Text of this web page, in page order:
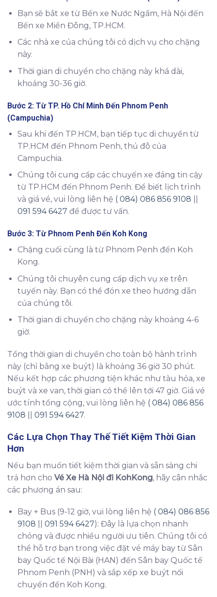
Bạn sẽ bắt xe từ Bến xe Nước Ngầm, Hà Nội đến
Bến xe Miền Đông, TP.HCM.
Các nhà xe của chúng tôi có dịch vụ cho chặng
này.
Thời gian di chuyển cho chặng này khá dài,
khoảng 30-36 giờ.
Bước 2: Từ TP. Hồ Chí Minh Đến Phnom Penh
(Campuchia)
Sau khi đến TP.HCM, bạn tiếp tục di chuyển từ
TP.HCM đến Phnom Penh, thủ đô của
Campuchia.
Chúng tôi cung cấp các chuyến xe đáng tin cậy
từ TP.HCM đến Phnom Penh. Để biết lịch trình
và giá vé, vui lòng liên hệ ( 084) 086 856 9108
091 594 6427 để được tư vấn.
Bước 3: Từ Phnom Penh Đến Koh Kong
Chặng cuối cùng là từ Phnom Penh đến Koh
Kong.
Chúng tôi chuyên cung cấp dịch vụ xe trên
tuyến này. Bạn có thể đón xe theo hướng dẫn
của chúng tôi.
Thời gian di chuyển cho chặng này khoảng 4-6
giờ.
Tổng thời gian di chuyển cho toàn bộ hành trình
này (chỉ bằng xe buýt) là khoảng 36 giờ 30 phút.
Nếu kết hợp các phương tiện khác như tàu hỏa, xe
buýt và xe van, thời gian có thể lên tới 47 giờ. Giá vé
ước tính tổng cộng, vui lòng liên hệ ( 084) 086 856
9108
091 594 6427.
Các Lựa Chọn Thay Thế Tiết Kiệm Thời Gian
Hơn
Nếu bạn muốn tiết kiệm thời gian và sẵn sàng chi
trả hơn cho Vé Xe Hà Nội đi KohKong, hãy cân nhắc
các phương án sau:
Bay + Bus (9-12 giờ, vui lòng liên hệ ( 084) 086 856
9108
091 594 6427): Đây là lựa chọn nhanh
chóng và được nhiều người ưu tiên. Chúng tôi có
thể hỗ trợ bạn trong việc đặt vé máy bay từ Sân
bay Quốc tế Nội Bài (HAN) đến Sân bay Quốc tế
Phnom Penh (PNH) và sắp xếp xe buýt nối
chuyến đến Koh Kong.